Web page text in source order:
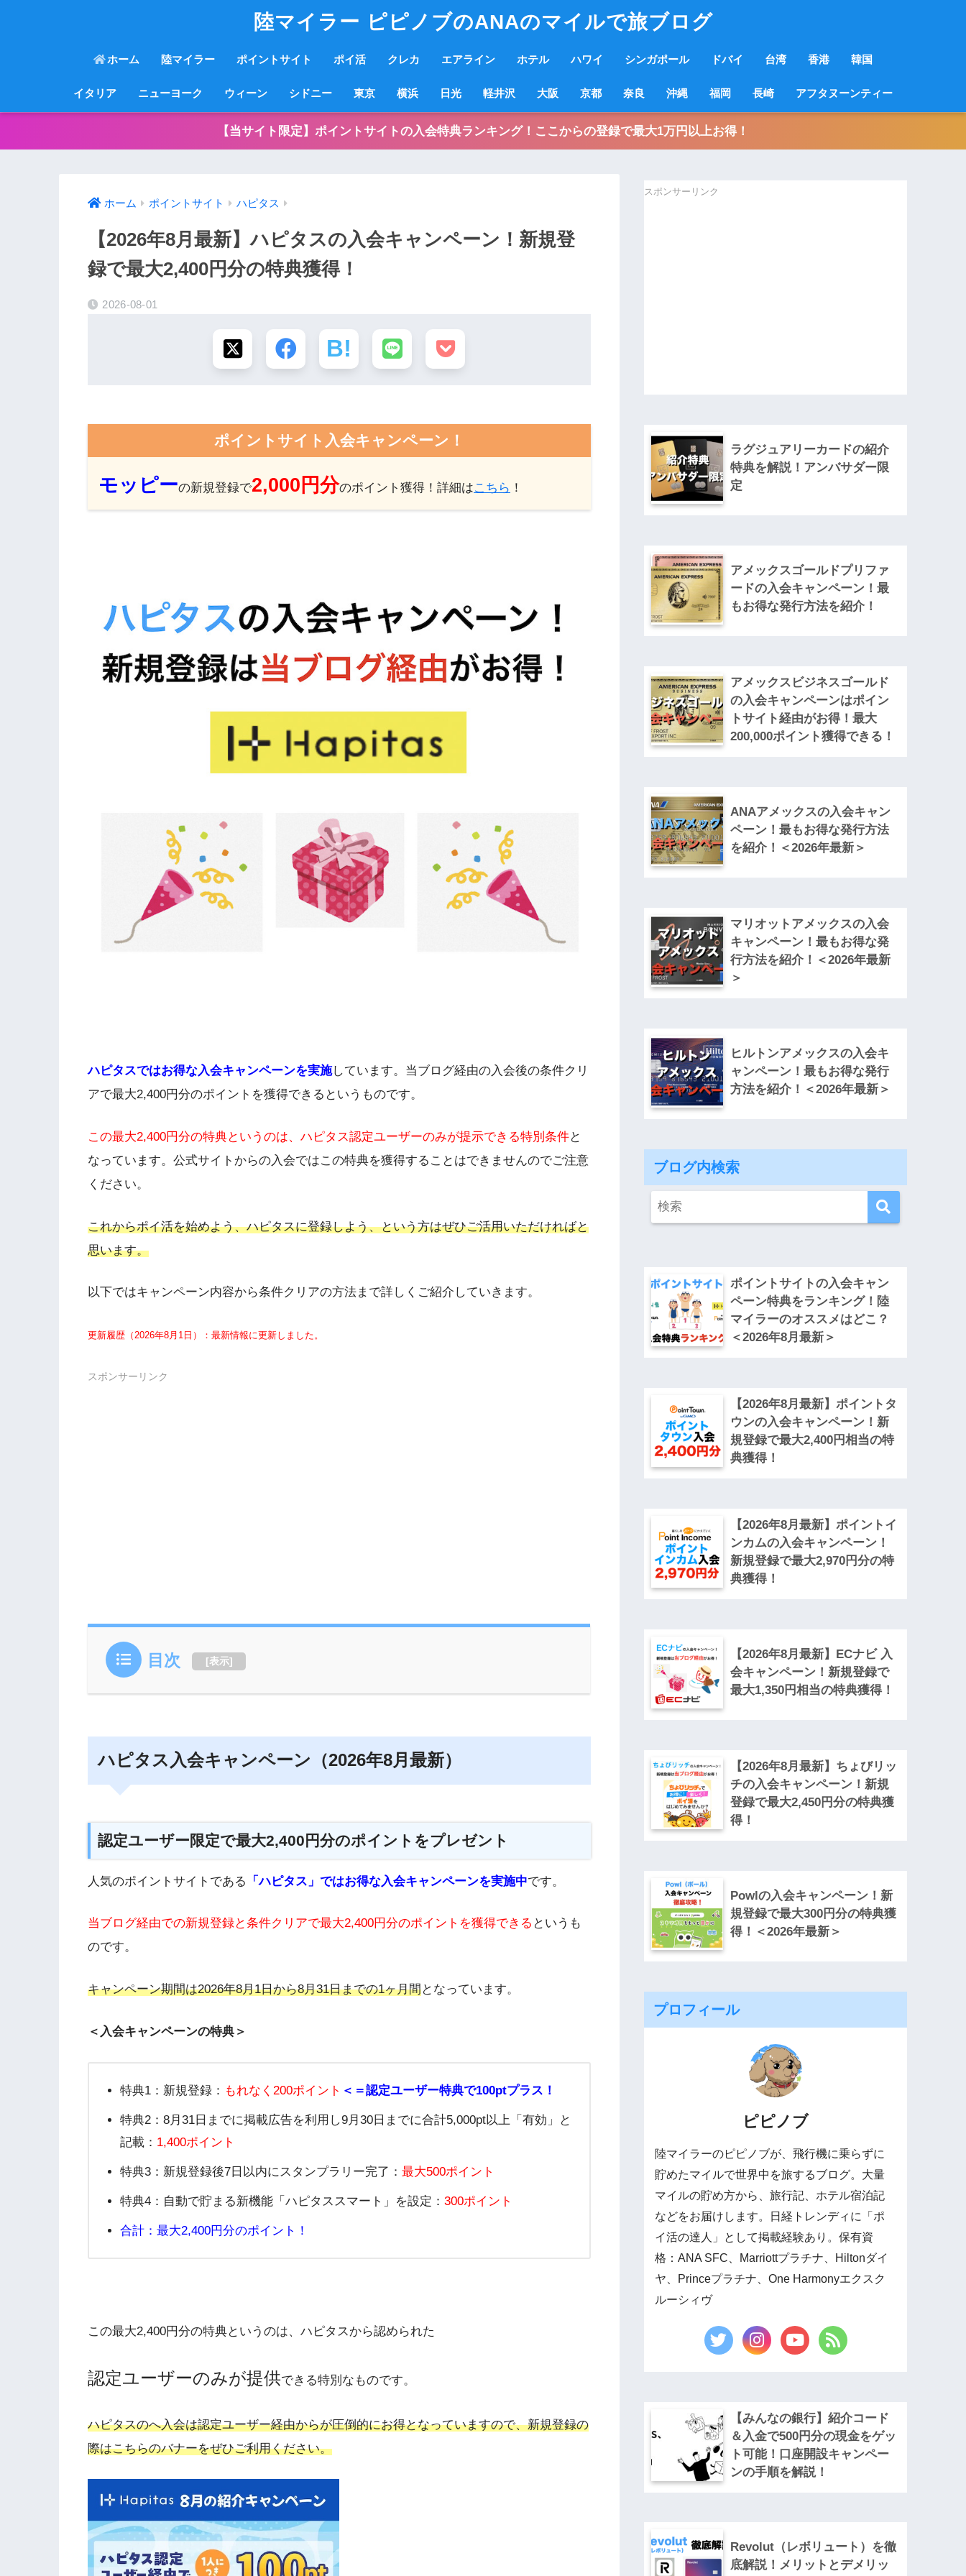
陸マイラー ピピノブのANAのマイルで旅ブログ
ホーム 陸マイラー ポイントサイト ポイ活 クレカ エアライン ホテル ハワイ シンガポール ドバイ 台湾 香港 韓国
イタリア ニューヨーク ウィーン シドニー 東京 横浜 日光 軽井沢 大阪 京都 奈良 沖縄 福岡 長崎 アフタヌーンティー
【当サイト限定】ポイントサイトの入会特典ランキング！ここからの登録で最大1万円以上お得！
ホーム ポイントサイト ハピタス
【2026年8月最新】ハピタスの入会キャンペーン！新規登
録で最大2,400円分の特典獲得！
2026-08-01
ポイントサイト入会キャンペーン！
モッピーの新規登録で2,000円分のポイント獲得！詳細はこちら ！
ハピタスではお得な入会キャンペーンを実施しています。当ブログ経由の入会後の条件クリ
アで最大2,400円分のポイントを獲得できるというものです。
この最大2,400円分の特典というのは、ハピタス認定ユーザーのみが提示できる特別条件と
なっています。公式サイトからの入会ではこの特典を獲得することはできませんのでご注意
ください。
これからポイ活を始めよう、ハピタスに登録しよう、という方はぜひご活用いただければと
思います。
以下ではキャンペーン内容から条件クリアの方法まで詳しくご紹介していきます。
更新履歴（2026年8月1日）：最新情報に更新しました。
スポンサーリンク
目次 [表示]
ハピタス入会キャンペーン（2026年8月最新）
認定ユーザー限定で最大2,400円分のポイントをプレゼント
人気のポイントサイトである 「ハピタス」ではお得な入会キャンペーンを実施中です。
当ブログ経由での新規登録と条件クリアで最大2,400円分のポイントを獲得できる というも
のです。
キャンペーン期間は2026年8月1日から8月31日までの1ヶ月間となっています。
＜入会キャンペーンの特典＞
特典1：新規登録： もれなく200ポイント ＜＝認定ユーザー特典で100ptプラス！
特典2：8月31日までに掲載広告を利用し9月30日までに合計5,000pt以上「有効」と
記載： 1,400ポイント
特典3：新規登録後7日以内にスタンプラリー完了： 最大500ポイント
特典4：自動で貯まる新機能「ハピタススマート」を設定： 300ポイント
合計：最大2,400円分のポイント！
この最大2,400円分の特典というのは、ハピタスから認められた
認定ユーザーのみが提供できる特別なものです。
ハピタスのへ入会は認定ユーザー経由からが圧倒的にお得となっていますので、新規登録の
際はこちらのバナーをぜひご利用ください。
スポンサーリンク
ラグジュアリーカードの紹介
特典を解説！アンバサダー限
定
アメックスゴールドプリファ
ードの入会キャンペーン！最
もお得な発行方法を紹介！
アメックスビジネスゴールド
の入会キャンペーンはポイン
トサイト経由がお得！最大
200,000ポイント獲得できる！
ANAアメックスの入会キャン
ペーン！最もお得な発行方法
を紹介！＜2026年最新＞
マリオットアメックスの入会
キャンペーン！最もお得な発
行方法を紹介！＜2026年最新
＞
ヒルトンアメックスの入会キ
ャンペーン！最もお得な発行
方法を紹介！＜2026年最新＞
ブログ内検索
ポイントサイトの入会キャン
ペーン特典をランキング！陸
マイラーのオススメはどこ？
＜2026年8月最新＞
【2026年8月最新】ポイントタ
ウンの入会キャンペーン！新
規登録で最大2,400円相当の特
典獲得！
【2026年8月最新】ポイントイ
ンカムの入会キャンペーン！
新規登録で最大2,970円分の特
典獲得！
【2026年8月最新】ECナビ 入
会キャンペーン！新規登録で
最大1,350円相当の特典獲得！
【2026年8月最新】ちょびリッ
チの入会キャンペーン！新規
登録で最大2,450円分の特典獲
得！
Powlの入会キャンペーン！新
規登録で最大300円分の特典獲
得！＜2026年最新＞
プロフィール
ピピノブ
陸マイラーのピピノブが、飛行機に乗らずに
貯めたマイルで世界中を旅するブログ。大量
マイルの貯め方から、旅行記、ホテル宿泊記
などをお届けします。日経トレンディに「ポ
イ活の達人」として掲載経験あり。保有資
格：ANA SFC、Marriottプラチナ、Hiltonダイ
ヤ、Princeプラチナ、One Harmonyエクスク
ルーシィヴ
【みんなの銀行】紹介コード
＆入金で500円分の現金をゲッ
ト可能！口座開設キャンペー
ンの手順を解説！
Revolut（レボリュート）を徹
底解説！メリットとデメリッ